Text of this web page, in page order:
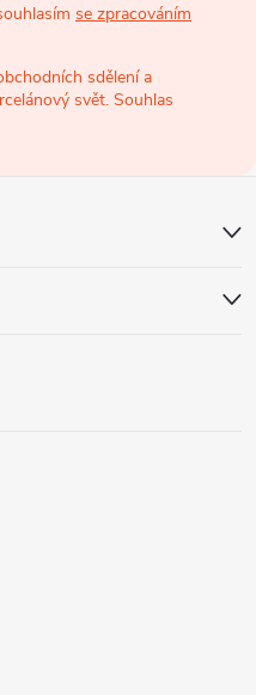
se zpracováním
sdělení a
svět. Souhlas